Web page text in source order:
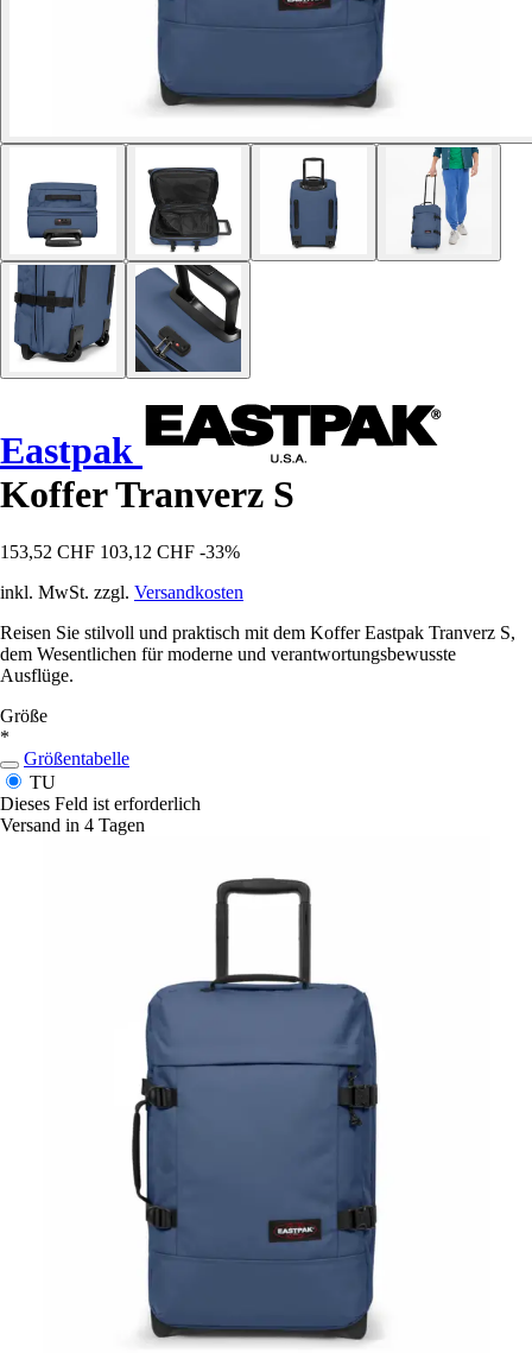
Eastpak
Koffer Tranverz S
153,52 CHF 103,12 CHF -33%
inkl. MwSt. zzgl. Versandkosten
Reisen Sie stilvoll und praktisch mit dem Koffer Eastpak Tranverz S,
dem Wesentlichen für moderne und verantwortungsbewusste
Ausflüge.
Größe
*
Größentabelle
TU
Dieses Feld ist erforderlich
Versand in 4 Tagen